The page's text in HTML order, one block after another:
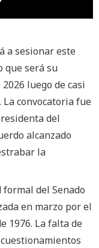
a sesionar este
que será su
luego de casi
convocatoria fue
del
alcanzado
la
del Senado
en marzo por el
1976. La falta de